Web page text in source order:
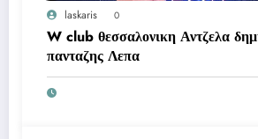
laskaris 0
W club θεσσαλονικη Αντζελα
πανταζης Λεπα